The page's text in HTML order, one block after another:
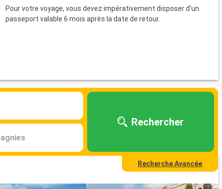
Pour votre voyage, vous devez impérativement disposer d'un
passeport valable 6 mois après la date de retour.
Rechercher
Recherche Avancée